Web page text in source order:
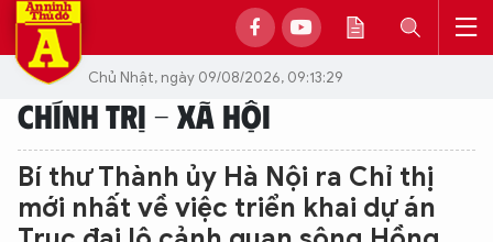
Chủ Nhật, ngày 09/08/2026, 09:13:29
CHÍNH TRỊ - XÃ HỘI
Bí thư Thành ủy Hà Nội ra Chỉ thị
mới nhất về việc triển khai dự án